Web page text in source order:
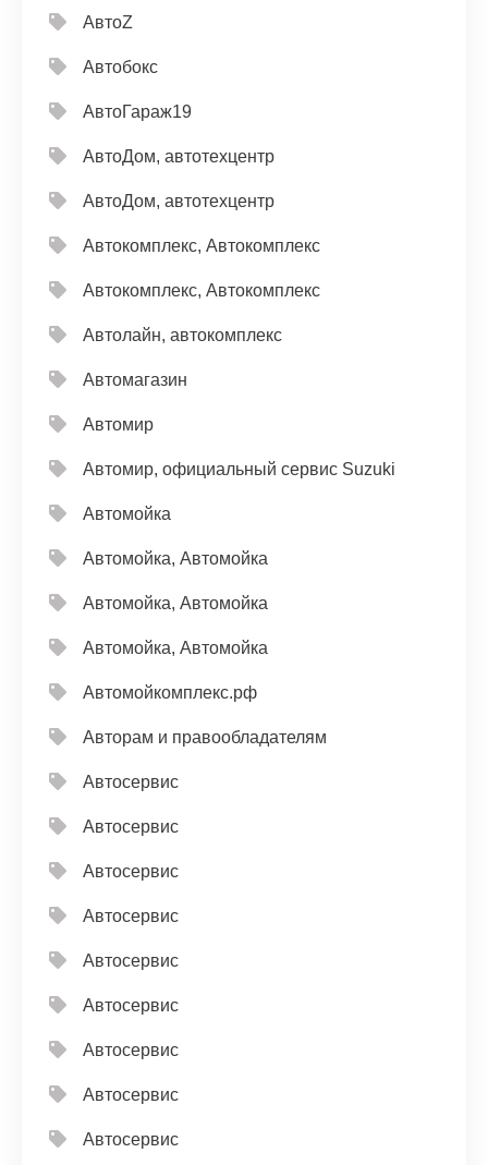
АвтоZ
Автобокс
АвтоГараж19
АвтоДом, автотехцентр
АвтоДом, автотехцентр
Автокомплекс, Автокомплекс
Автокомплекс, Автокомплекс
Автолайн, автокомплекс
Автомагазин
Автомир
Автомир, официальный сервис Suzuki
Автомойка
Автомойка, Автомойка
Автомойка, Автомойка
Автомойка, Автомойка
Автомойкомплекс.рф
Авторам и правообладателям
Автосервис
Автосервис
Автосервис
Автосервис
Автосервис
Автосервис
Автосервис
Автосервис
Автосервис